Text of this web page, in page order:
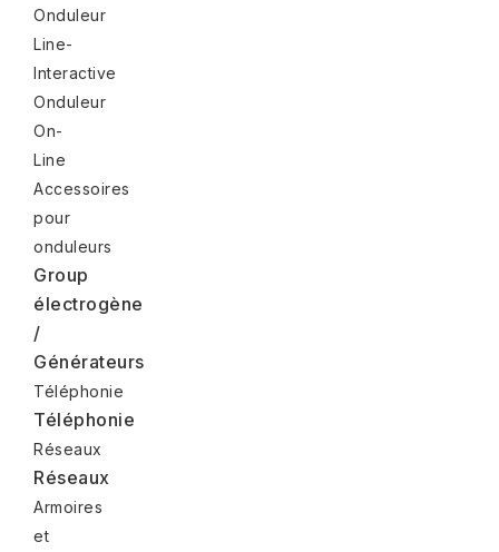
Onduleur
Line-
Interactive
Onduleur
On-
Line
Accessoires
pour
onduleurs
Group
électrogène
/
Générateurs
Téléphonie
Téléphonie
Réseaux
Réseaux
Armoires
et